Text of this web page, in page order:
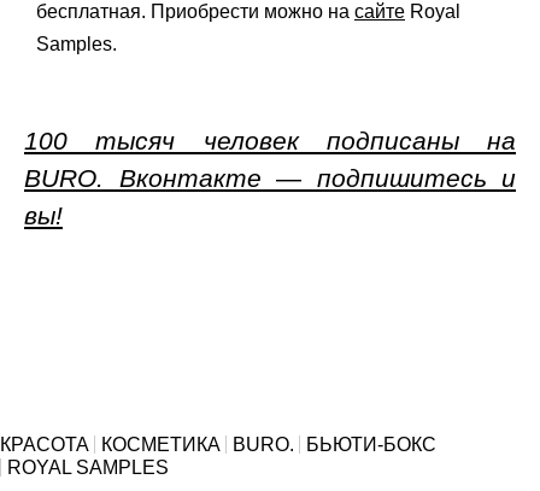
бесплатная. Приобрести можно на сайте Royal
Samples.
100 тысяч человек подписаны на
BURO. Вконтакте — подпишитесь и
вы!
КРАСОТА КОСМЕТИКА BURO.
БЬЮТИ-БОКС
ROYAL SAMPLES